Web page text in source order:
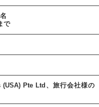
で
(USA) Pte Ltd、旅行会社様の